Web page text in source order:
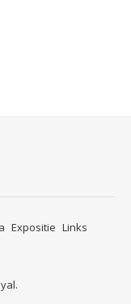
Expositie Links
.